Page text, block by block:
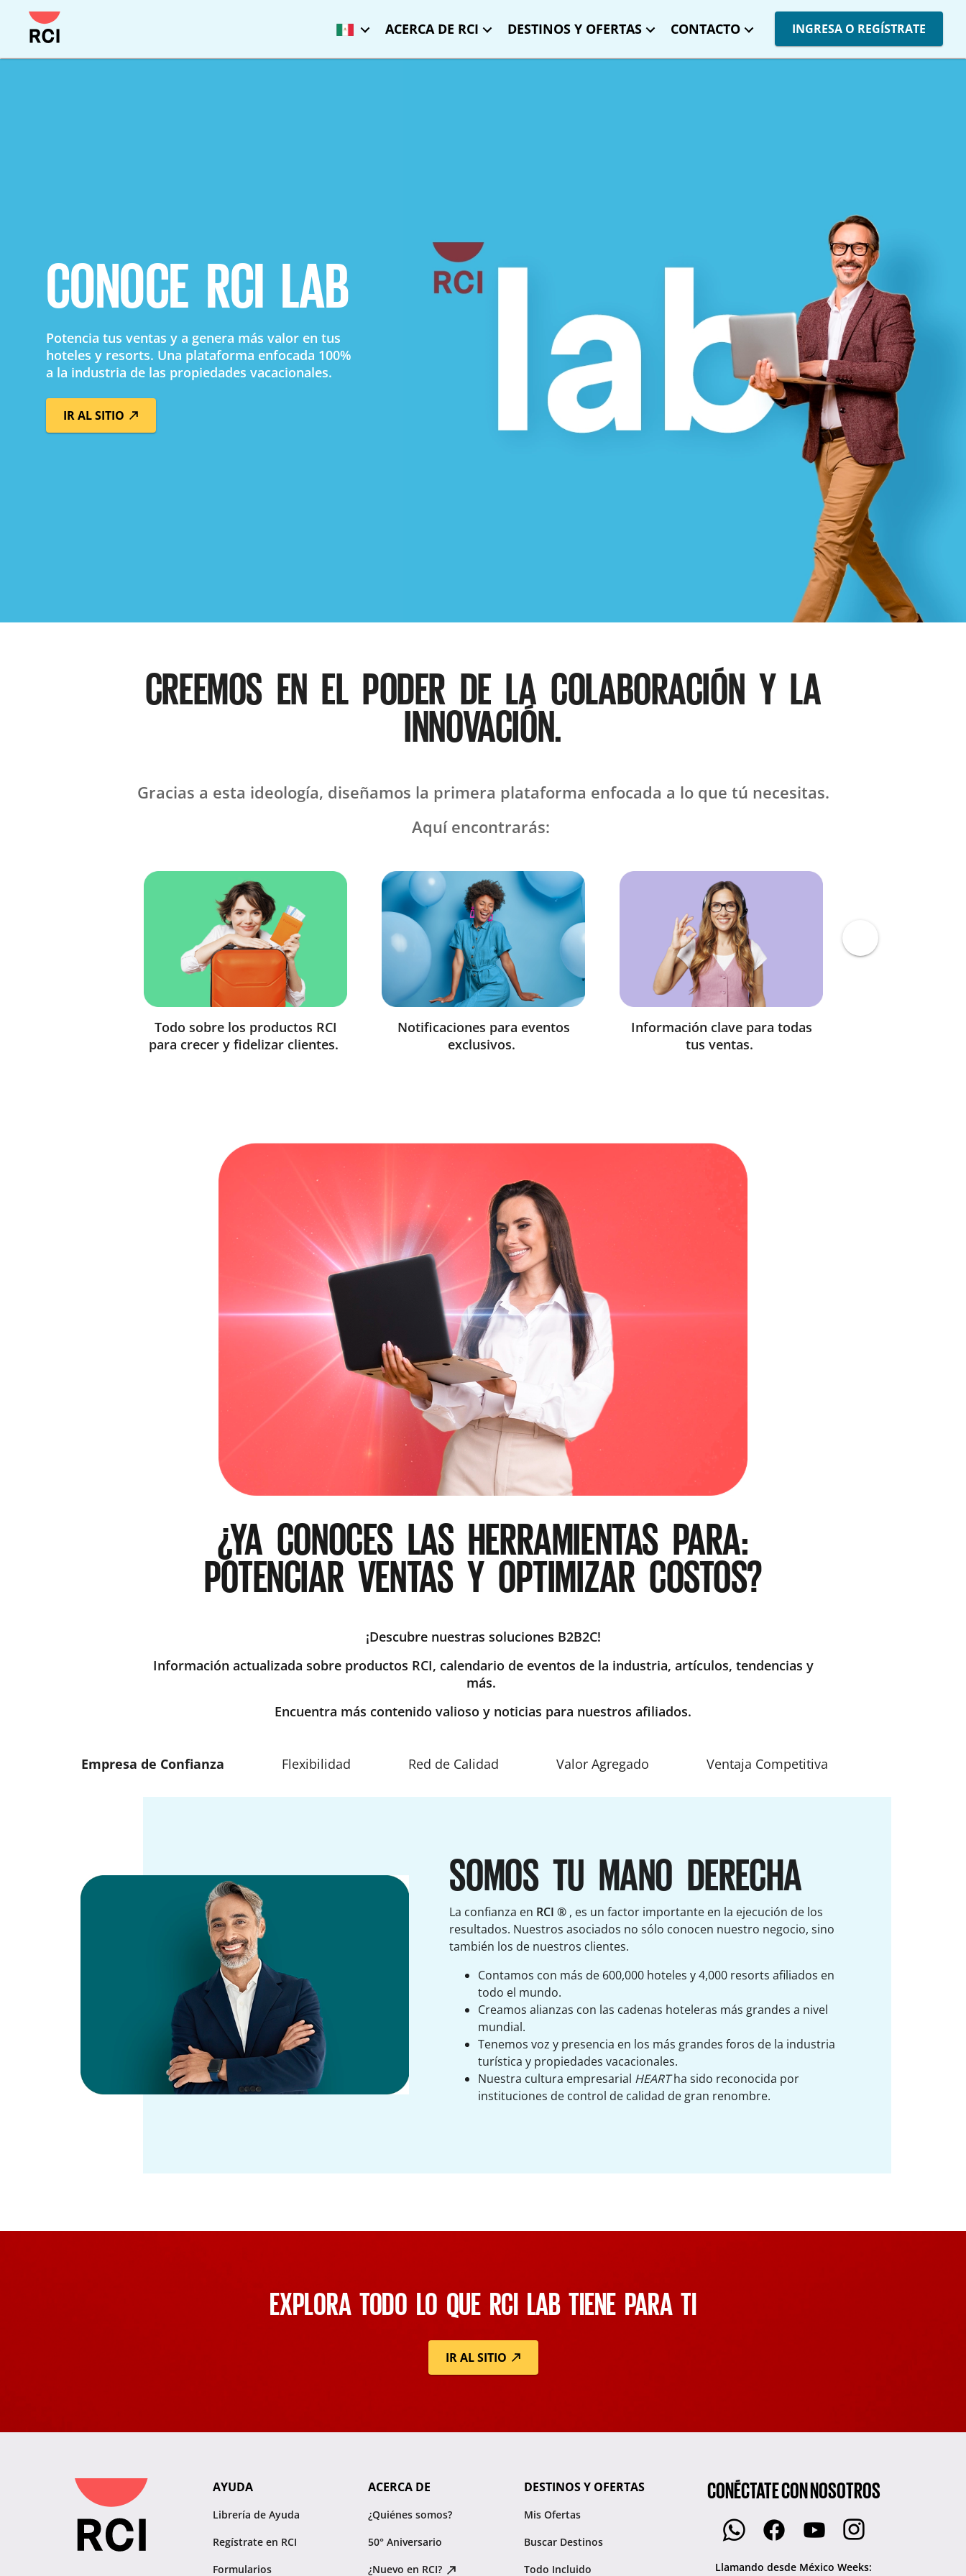
ACERCA DE RCI DESTINOS Y OFERTAS CONTACTO INGRESA O REGÍSTRATE
CONOCE RCI LAB
Potencia tus ventas y a genera más valor en tus
hoteles y resorts. Una plataforma enfocada 100%
a la industria de las propiedades vacacionales.
IR AL SITIO
CREEMOS EN EL PODER DE LA COLABORACIÓN Y LA
INNOVACIÓN.
Gracias a esta ideología, diseñamos la primera plataforma enfocada a lo que tú necesitas.
Aquí encontrarás:
Todo sobre los productos RCI
para crecer y fidelizar clientes.
Notificaciones para eventos
exclusivos.
Información clave para todas
tus ventas.
¿YA CONOCES LAS HERRAMIENTAS PARA:
POTENCIAR VENTAS Y OPTIMIZAR COSTOS?
¡Descubre nuestras soluciones B2B2C!
Información actualizada sobre productos RCI, calendario de eventos de la industria, artículos, tendencias y
más.
Encuentra más contenido valioso y noticias para nuestros afiliados.
Empresa de Confianza Flexibilidad Red de Calidad Valor Agregado Ventaja Competitiva
SOMOS TU MANO DERECHA
La confianza en RCI ® , es un factor importante en la ejecución de los
resultados. Nuestros asociados no sólo conocen nuestro negocio, sino
también los de nuestros clientes.
Contamos con más de 600,000 hoteles y 4,000 resorts afiliados en
todo el mundo.
Creamos alianzas con las cadenas hoteleras más grandes a nivel
mundial.
Tenemos voz y presencia en los más grandes foros de la industria
turística y propiedades vacacionales.
Nuestra cultura empresarial HEARTha sido reconocida por
instituciones de control de calidad de gran renombre.
EXPLORA TODO LO QUE RCI LAB TIENE PARA TI
IR AL SITIO
AYUDA
Librería de Ayuda
Regístrate en RCI
Formularios
ACERCA DE
¿Quiénes somos?
50° Aniversario
¿Nuevo en RCI?
DESTINOS Y OFERTAS
Mis Ofertas
Buscar Destinos
Todo Incluido
CONÉCTATE CON NOSOTROS
Llamando desde México Weeks: